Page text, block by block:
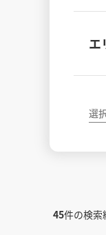
エ
選
45件の検索